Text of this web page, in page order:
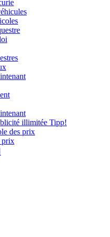
illimitée Tipp!
des prix
prix